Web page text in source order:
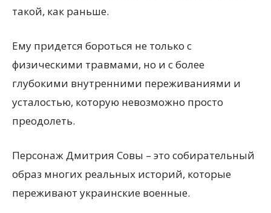
такой, как раньше.
Ему придется бороться не только с
физическими травмами, но и с более
глубокими внутренними переживаниями и
усталостью, которую невозможно просто
преодолеть.
Персонаж Дмитрия Совы – это собирательный
образ многих реальных историй, которые
переживают украинские военные.